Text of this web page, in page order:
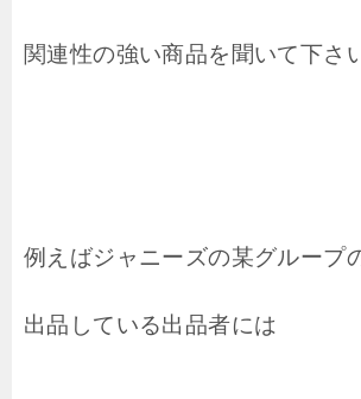
関連性の強い商品を聞いて下さ
例えばジャニーズの某グループ
出品している出品者には